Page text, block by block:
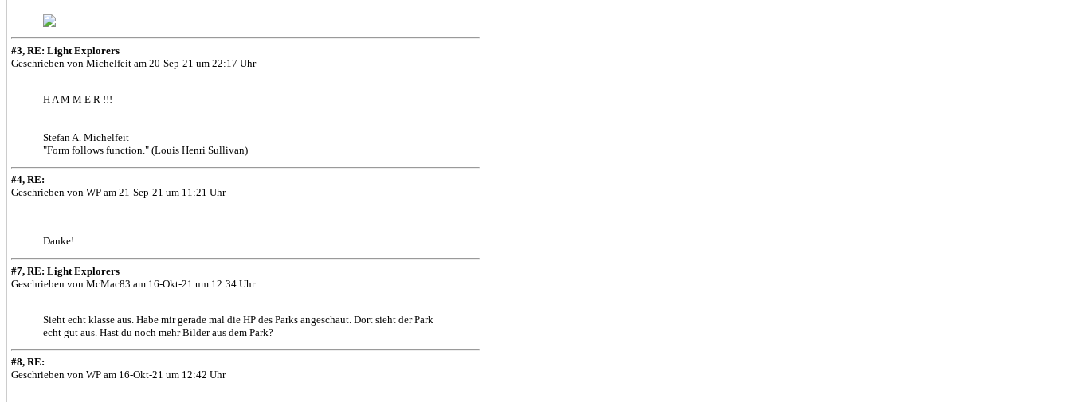
#3, RE: Light Explorers
Geschrieben von Michelfeit am 20-Sep-21 um 22:17 Uhr
H A M M E R !!!
Stefan A. Michelfeit
"Form follows function." (Louis Henri Sullivan)
#4, RE:
Geschrieben von WP am 21-Sep-21 um 11:21 Uhr
Danke!
#7, RE: Light Explorers
Geschrieben von McMac83 am 16-Okt-21 um 12:34 Uhr
Sieht echt klasse aus. Habe mir gerade mal die HP des Parks angeschaut. Dort sieht der Park
echt gut aus. Hast du noch mehr Bilder aus dem Park?
#8, RE:
Geschrieben von WP am 16-Okt-21 um 12:42 Uhr